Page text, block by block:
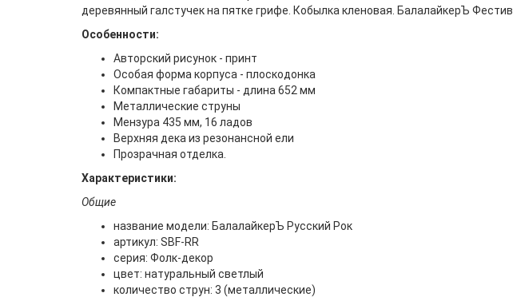
деревянный галстучек на пятке грифе. Кобылка кленовая. БалалайкерЪ
Особенности:
Авторский рисунок - принт
Особая форма корпуса - плоскодонка
Компактные габариты - длина 652 мм
Металлические струны
Мензура 435 мм, 16 ладов
Верхняя дека из резонансной ели
Прозрачная отделка.
Характеристики:
Общие
название модели: БалалайкерЪ Русский Рок
артикул: SBF-RR
серия: Фолк-декор
цвет: натуральный светлый
количество струн: 3 (металлические)